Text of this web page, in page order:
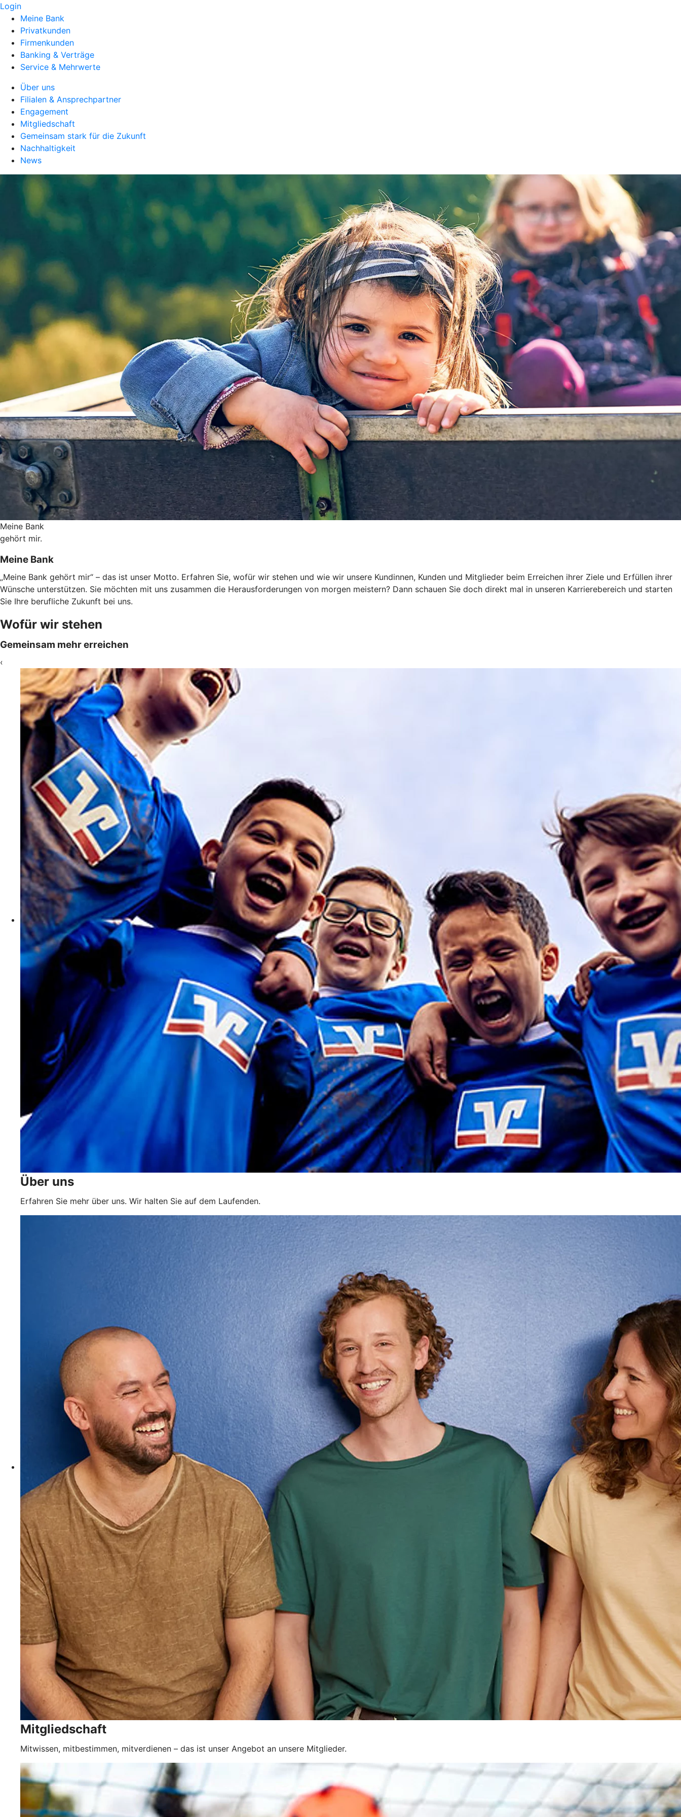
Login
Meine Bank
Privatkunden
Firmenkunden
Banking & Verträge
Service & Mehrwerte
Über uns
Filialen & Ansprechpartner
Engagement
Mitgliedschaft
Gemeinsam stark für die Zukunft
Nachhaltigkeit
News
Meine Bank
gehört mir.
Meine Bank
„Meine Bank gehört mir“ – das ist unser Motto. Erfahren Sie, wofür wir stehen und wie wir unsere Kundinnen, Kunden und Mitglieder beim Erreichen ihrer Ziele und Erfüllen ihrer
Wünsche unterstützen. Sie möchten mit uns zusammen die Herausforderungen von morgen meistern? Dann schauen Sie doch direkt mal in unseren Karrierebereich und starten
Sie Ihre berufliche Zukunft bei uns.
Wofür wir stehen
Gemeinsam mehr erreichen
‹
Über uns
Erfahren Sie mehr über uns. Wir halten Sie auf dem Laufenden.
Mitgliedschaft
Mitwissen, mitbestimmen, mitverdienen – das ist unser Angebot an unsere Mitglieder.